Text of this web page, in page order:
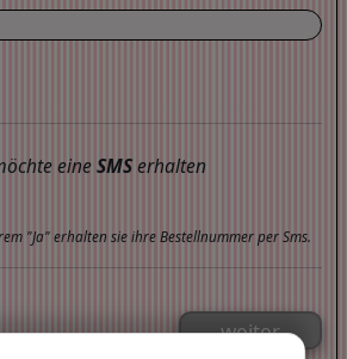
eineSMSerhalten
"Ja" erhalten sie ihre Bestellnummer per Sms.